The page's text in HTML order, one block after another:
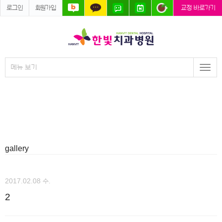
로그인 회원가입 교정 바로가기
메뉴 보기
gallery
2017.02.08 수.
2